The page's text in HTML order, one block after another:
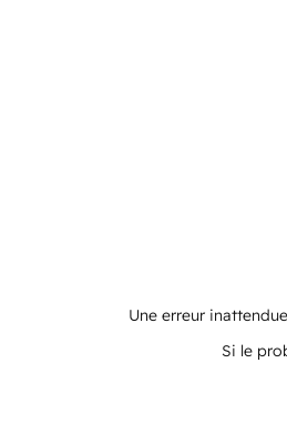
Une erreur
Si le